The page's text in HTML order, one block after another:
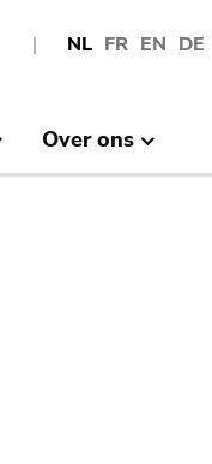
NL FR EN DE
Over ons